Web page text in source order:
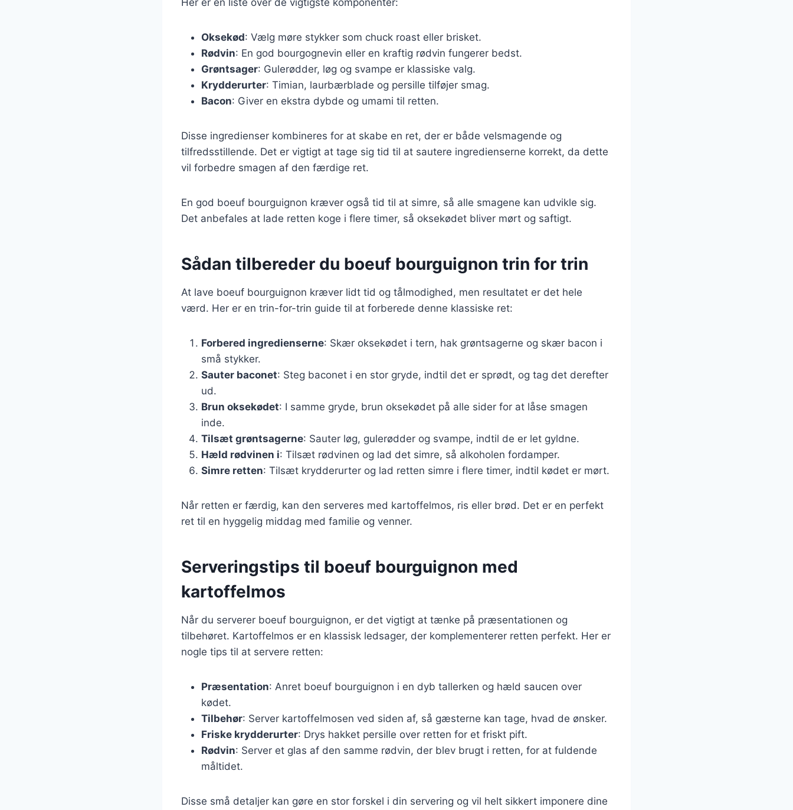
Oksekød: Vælg møre stykker som chuck roast eller brisket.
Rødvin: En god bourgognevin eller en kraftig rødvin fungerer bedst.
Grøntsager: Gulerødder, løg og svampe er klassiske valg.
Krydderurter: Timian, laurbærblade og persille tilføjer smag.
Bacon: Giver en ekstra dybde og umami til retten.
Disse ingredienser kombineres for at skabe en ret, der er både velsmagende og
tilfredsstillende. Det er vigtigt at tage sig tid til at sautere ingredienserne korrekt, da dette
vil forbedre smagen af den færdige ret.
En god boeuf bourguignon kræver også tid til at simre, så alle smagene kan udvikle sig.
Det anbefales at lade retten koge i flere timer, så oksekødet bliver mørt og saftigt.
Sådan tilbereder du boeuf bourguignon trin for trin
At lave boeuf bourguignon kræver lidt tid og tålmodighed, men resultatet er det hele
værd. Her er en trin-for-trin guide til at forberede denne klassiske ret:
Forbered ingredienserne: Skær oksekødet i tern, hak grøntsagerne og skær bacon i
små stykker.
Sauter baconet: Steg baconet i en stor gryde, indtil det er sprødt, og tag det derefter
ud.
Brun oksekødet: I samme gryde, brun oksekødet på alle sider for at låse smagen
inde.
Tilsæt grøntsagerne: Sauter løg, gulerødder og svampe, indtil de er let gyldne.
Hæld rødvinen i: Tilsæt rødvinen og lad det simre, så alkoholen fordamper.
Simre retten: Tilsæt krydderurter og lad retten simre i flere timer, indtil kødet er mørt.
Når retten er færdig, kan den serveres med kartoffelmos, ris eller brød. Det er en perfekt
ret til en hyggelig middag med familie og venner.
Serveringstips til boeuf bourguignon med
kartoffelmos
Når du serverer boeuf bourguignon, er det vigtigt at tænke på præsentationen og
tilbehøret. Kartoffelmos er en klassisk ledsager, der komplementerer retten perfekt. Her er
nogle tips til at servere retten:
Præsentation: Anret boeuf bourguignon i en dyb tallerken og hæld saucen over
kødet.
Tilbehør: Server kartoffelmosen ved siden af, så gæsterne kan tage, hvad de ønsker.
Friske krydderurter: Drys hakket persille over retten for et friskt pift.
Rødvin: Server et glas af den samme rødvin, der blev brugt i retten, for at fuldende
måltidet.
Disse små detaljer kan gøre en stor forskel i din servering og vil helt sikkert imponere dine